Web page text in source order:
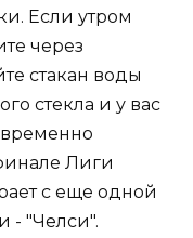
Если утром
через
стакан воды
стекла и у вас
Лиги
с еще одной
- "Челси".